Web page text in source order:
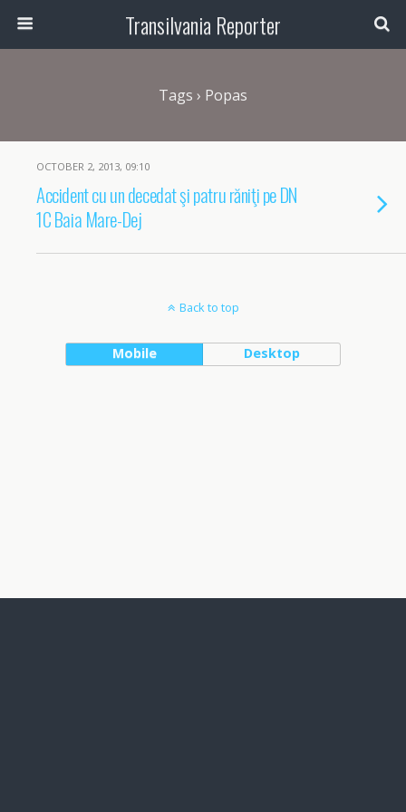
Transilvania Reporter
Tags › Popas
OCTOBER 2, 2013, 09:10
Accident cu un decedat şi patru răniţi pe DN
1C Baia Mare-Dej
Back to top
Mobile Desktop